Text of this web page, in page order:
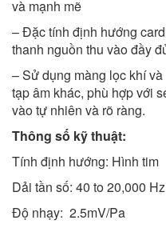
và mạnh mẽ
– Đặc tính định hướng
thanh nguồn thu vào đầy
– Sử dụng màng lọc khí
tạp âm khác, phù hợp với
vào tự nhiên và rõ ràng.
Thông số kỹ thuật:
Tính định hướng: Hình tim
Dải tần số: 40 to 20,000 Hz
Độ nhạy: 2.5mV/Pa